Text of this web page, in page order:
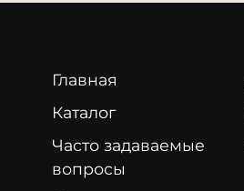
Главная
Каталог
Часто задаваемые
вопросы